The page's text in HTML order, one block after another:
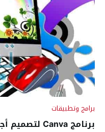
برامج وتطبيقات
برنامج Canva لتصميم أجمل شعارات احترافية